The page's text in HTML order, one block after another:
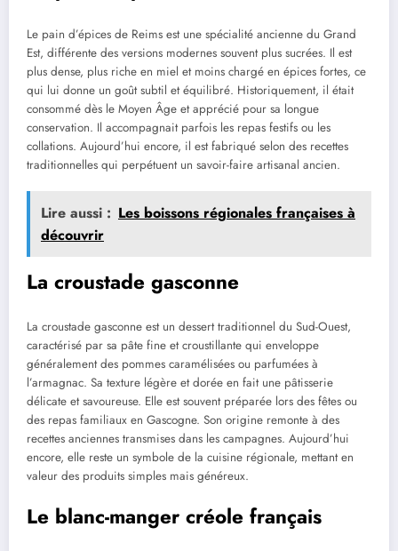
Le pain d’épices de Reims est une spécialité ancienne du Grand
Est, différente des versions modernes souvent plus sucrées. Il est
plus dense, plus riche en miel et moins chargé en épices fortes, ce
qui lui donne un goût subtil et équilibré. Historiquement, il était
consommé dès le Moyen Âge et apprécié pour sa longue
conservation. Il accompagnait parfois les repas festifs ou les
collations. Aujourd’hui encore, il est fabriqué selon des recettes
traditionnelles qui perpétuent un savoir-faire artisanal ancien.
Lire aussi : Les boissons régionales françaises à
découvrir
La croustade gasconne
La croustade gasconne est un dessert traditionnel du Sud-Ouest,
caractérisé par sa pâte fine et croustillante qui enveloppe
généralement des pommes caramélisées ou parfumées à
l’armagnac. Sa texture légère et dorée en fait une pâtisserie
délicate et savoureuse. Elle est souvent préparée lors des fêtes ou
des repas familiaux en Gascogne. Son origine remonte à des
recettes anciennes transmises dans les campagnes. Aujourd’hui
encore, elle reste un symbole de la cuisine régionale, mettant en
valeur des produits simples mais généreux.
Le blanc-manger créole français